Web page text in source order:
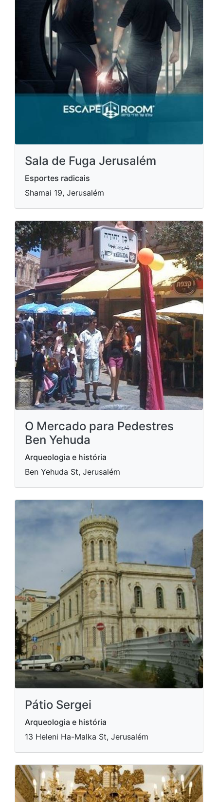
Sala de Fuga Jerusalém
Esportes radicais
Shamai 19, Jerusalém
O Mercado para Pedestres
Ben Yehuda
Arqueologia e história
Ben Yehuda St, Jerusalém
Pátio Sergei
Arqueologia e história
13 Heleni Ha-Malka St, Jerusalém